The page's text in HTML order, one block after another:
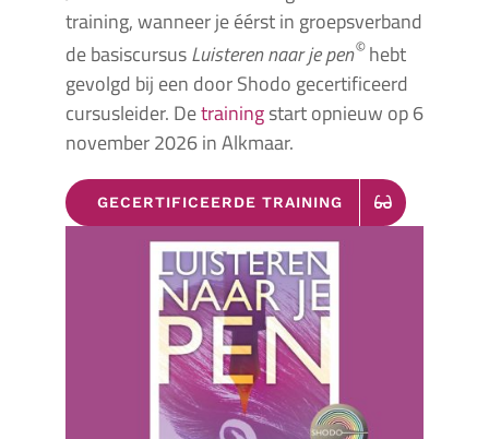
training, wanneer je éérst in groepsverband
de basiscursusLuisteren naar je pen©hebt
gevolgd bij een door Shodo gecertificeerd
cursusleider. Detrainingstart opnieuw op 6
november 2026 in Alkmaar.
GECERTIFICEERDE TRAINING